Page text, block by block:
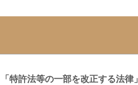
「特許法等の一部を改正する法律」